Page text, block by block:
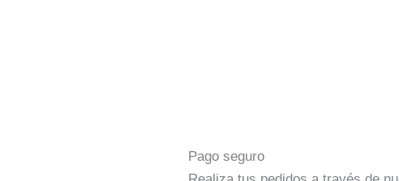
Pago seguro